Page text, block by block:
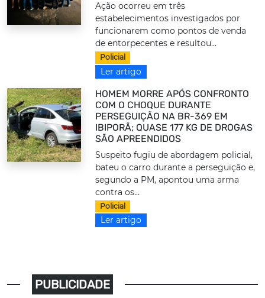
Ação ocorreu em três
estabelecimentos investigados por
funcionarem como pontos de venda
de entorpecentes e resultou...
Policial
Ler artigo
HOMEM MORRE APÓS CONFRONTO
COM O CHOQUE DURANTE
PERSEGUIÇÃO NA BR-369 EM
IBIPORÃ; QUASE 177 KG DE DROGAS
SÃO APREENDIDOS
Suspeito fugiu de abordagem policial,
bateu o carro durante a perseguição e,
segundo a PM, apontou uma arma
contra os...
Policial
Ler artigo
PUBLICIDADE